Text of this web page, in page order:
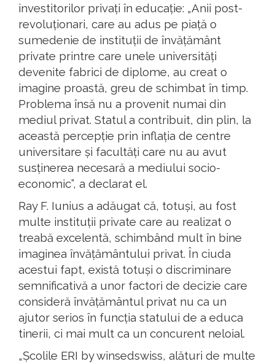
investitorilor privați în educație: „Anii post-
revoluționari, care au adus pe piață o
sumedenie de instituții de învățământ
private printre care unele universități
devenite fabrici de diplome, au creat o
imagine proastă, greu de schimbat în timp.
Problema însă nu a provenit numai din
mediul privat. Statul a contribuit, din plin, la
această percepție prin inflația de centre
universitare și facultăți care nu au avut
susținerea necesară a mediului socio-
economic”, a declarat el.
Ray F. Iunius a adăugat că, totuși, au fost
multe instituții private care au realizat o
treabă excelentă, schimbând mult în bine
imaginea învățământului privat. În ciuda
acestui fapt, există totuși o discriminare
semnificativă a unor factori de decizie care
consideră învățământul privat nu ca un
ajutor serios în funcția statului de a educa
tinerii, ci mai mult ca un concurent neloial.
„Școlile ERI by winsedswiss, alături de multe